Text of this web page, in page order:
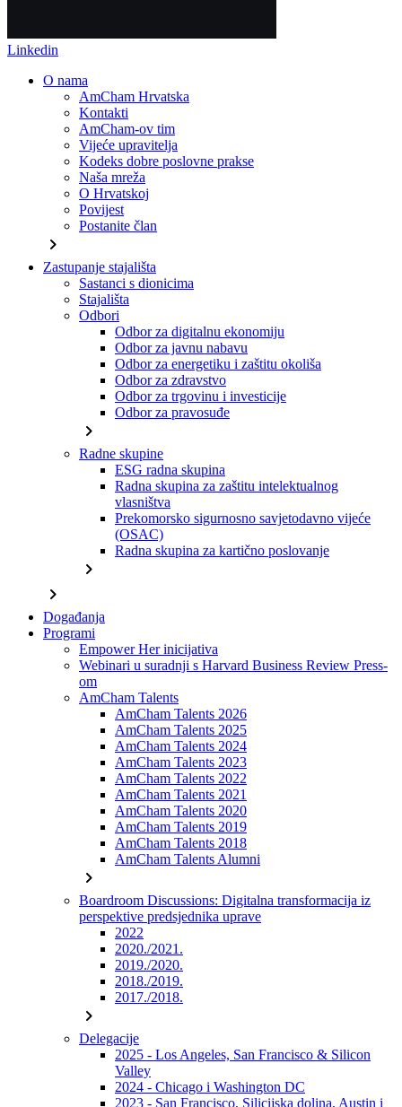
Linkedin
O nama
AmCham Hrvatska
Kontakti
AmCham-ov tim
Vijeće upravitelja
Kodeks dobre poslovne prakse
Naša mreža
O Hrvatskoj
Povijest
Postanite član
chevron_right
Zastupanje stajališta
Sastanci s dionicima
Stajališta
Odbori
Odbor za digitalnu ekonomiju
Odbor za javnu nabavu
Odbor za energetiku i zaštitu okoliša
Odbor za zdravstvo
Odbor za trgovinu i investicije
Odbor za pravosuđe
chevron_right
Radne skupine
ESG radna skupina
Radna skupina za zaštitu intelektualnog
vlasništva
Prekomorsko sigurnosno savjetodavno vijeće
(OSAC)
Radna skupina za kartično poslovanje
chevron_right
chevron_right
Događanja
Programi
Empower Her inicijativa
Webinari u suradnji s Harvard Business Review Press-
om
AmCham Talents
AmCham Talents 2026
AmCham Talents 2025
AmCham Talents 2024
AmCham Talents 2023
AmCham Talents 2022
AmCham Talents 2021
AmCham Talents 2020
AmCham Talents 2019
AmCham Talents 2018
AmCham Talents Alumni
chevron_right
Boardroom Discussions: Digitalna transformacija iz
perspektive predsjednika uprave
2022
2020./2021.
2019./2020.
2018./2019.
2017./2018.
chevron_right
Delegacije
2025 - Los Angeles, San Francisco & Silicon
Valley
2024 - Chicago i Washington DC
2023 - San Francisco, Silicijska dolina, Austin i